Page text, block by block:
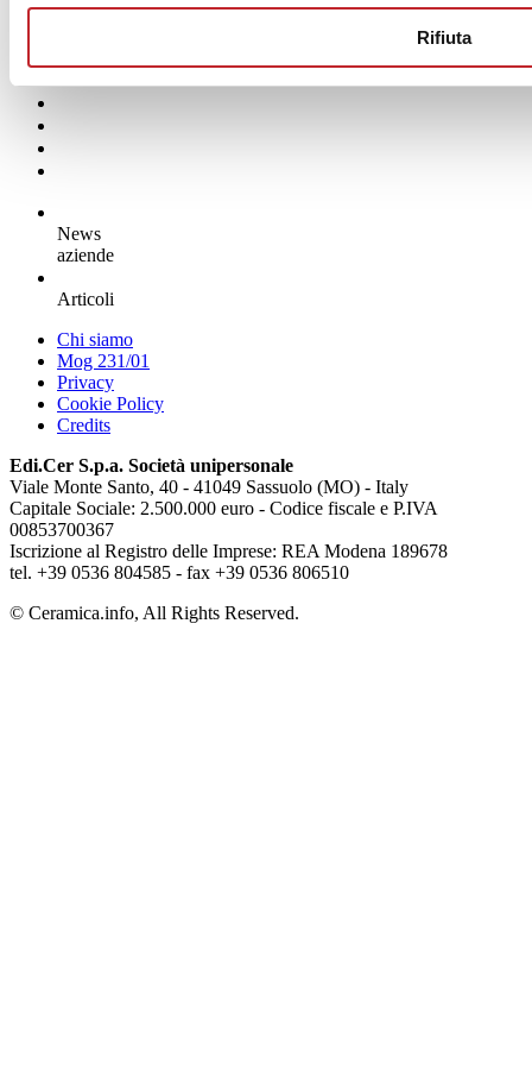
Rifiuta
News dalle aziende >
News
aziende
Articoli
Chi siamo
Mog 231/01
Privacy
Cookie Policy
Credits
Edi.Cer S.p.a. Società unipersonale
Viale Monte Santo, 40 - 41049 Sassuolo (MO) - Italy
Capitale Sociale: 2.500.000 euro - Codice fiscale e P.IVA
00853700367
Iscrizione al Registro delle Imprese: REA Modena 189678
tel. +39 0536 804585 - fax +39 0536 806510
© Ceramica.info, All Rights Reserved.